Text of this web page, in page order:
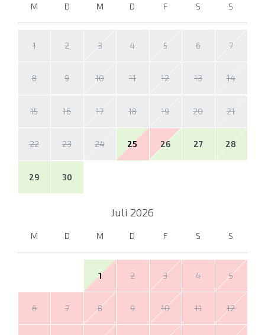
M D M D F S S
1 2 3 4 5 6 7
8 9 10 11 12 13 14
15 16 17 18 19 20 21
22 23 24 25 26 27 28
29 30
Juli 2026
M D M D F S S
1 2 3 4 5
6 7 8 9 10 11 12